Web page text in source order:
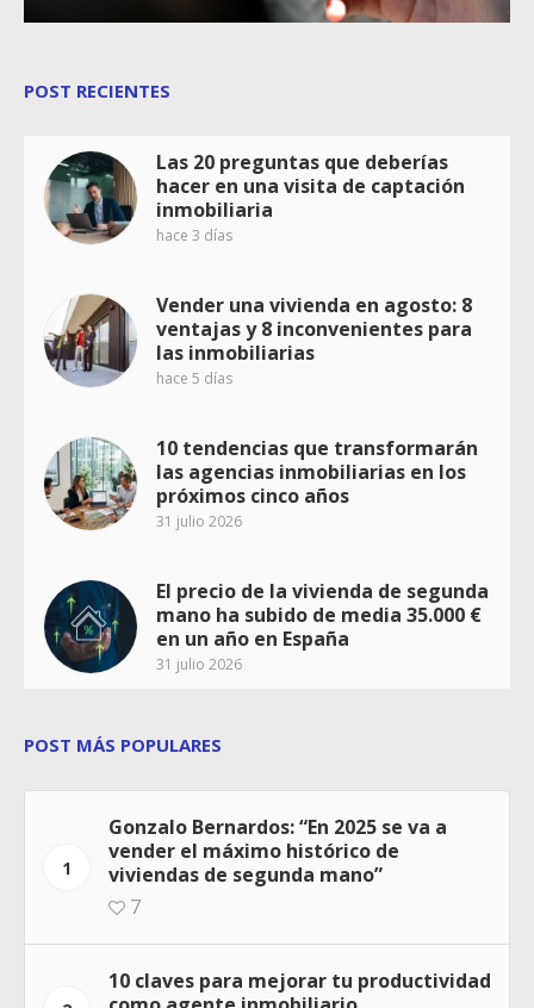
POST RECIENTES
Las 20 preguntas que deberías
hacer en una visita de captación
inmobiliaria
hace 3 días
Vender una vivienda en agosto: 8
ventajas y 8 inconvenientes para
las inmobiliarias
hace 5 días
10 tendencias que transformarán
las agencias inmobiliarias en los
próximos cinco años
31 julio 2026
El precio de la vivienda de segunda
mano ha subido de media 35.000 €
en un año en España
31 julio 2026
POST MÁS POPULARES
1
Gonzalo Bernardos: “En 2025 se va a
vender el máximo histórico de
viviendas de segunda mano”
7
10 claves para mejorar tu productividad